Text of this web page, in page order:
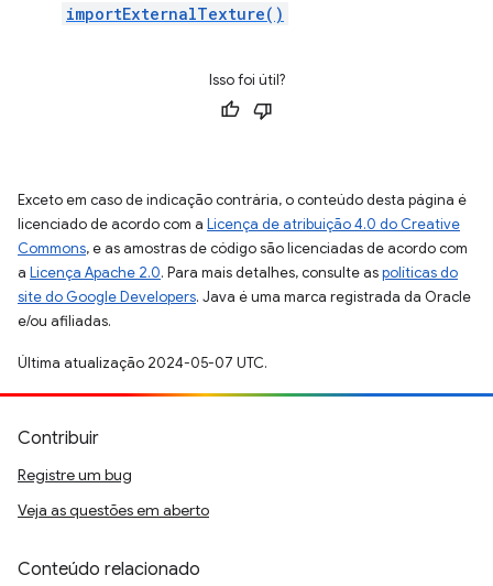
importExternalTexture()
Isso foi útil?
Exceto em caso de indicação contrária, o conteúdo desta página é
licenciado de acordo com a Licença de atribuição 4.0 do Creative
Commons, e as amostras de código são licenciadas de acordo com
a Licença Apache 2.0. Para mais detalhes, consulte aspolíticas do
site do Google Developers. Java é uma marca registrada da Oracle
e/ou afiliadas.
Última atualização 2024-05-07 UTC.
Contribuir
Registre um bug
Veja as questões em aberto
Conteúdo relacionado